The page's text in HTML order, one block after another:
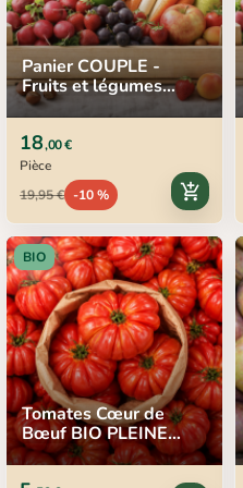
Panier COUPLE -
Fruits et légumes
locaux
18,00 €
Pièce
19,95 € -10 % add_shopping_cart
BIO
Tomates Cœur de
Bœuf BIO PLEINE
TERRE